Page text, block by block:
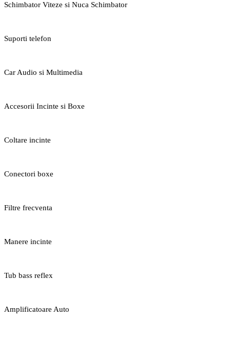
Schimbator Viteze si Nuca Schimbator
Suporti telefon
Car Audio si Multimedia
Accesorii Incinte si Boxe
Coltare incinte
Conectori boxe
Filtre frecventa
Manere incinte
Tub bass reflex
Amplificatoare Auto